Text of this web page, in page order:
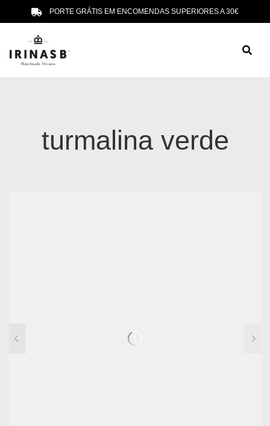
PORTE GRÁTIS EM ENCOMENDAS SUPERIORES A 30€
turmalina verde